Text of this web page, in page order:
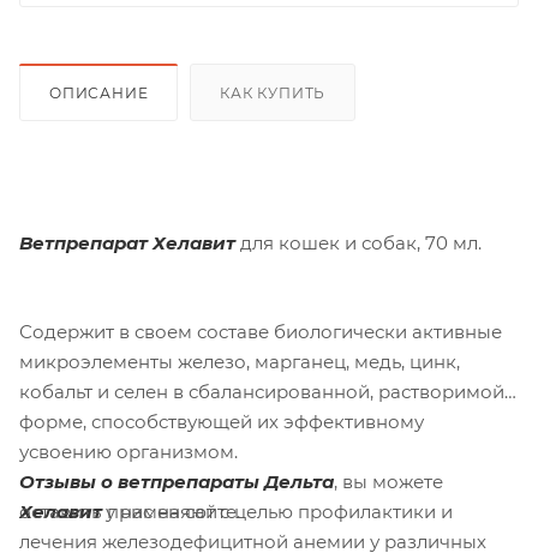
ОПИСАНИЕ КАК КУПИТЬ
Ветпрепарат Хелавитдля кошек и собак, 70 мл.
Содержит в своем составе биологически активные
микроэлементы железо, марганец, медь, цинк,
кобальт и селен в сбалансированной, растворимой
форме, способствующей их эффективному
усвоению организмом.
Хелавитприменяют с целью профилактики и
лечения железодефицитной анемии у различных
Отзывы о ветпрепараты Дельта, вы можете
оставить у нас на сайте.